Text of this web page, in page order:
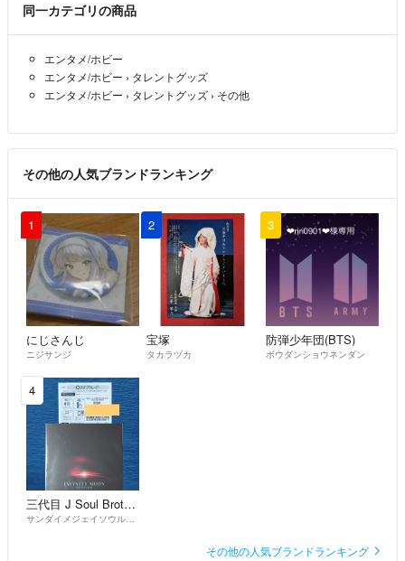
同一カテゴリの商品
エンタメ/ホビー
エンタメ/ホビー › タレントグッズ
エンタメ/ホビー › タレントグッズ › その他
その他の人気ブランドランキング
1
にじさんじ
ニジサンジ
2
宝塚
タカラヅカ
3
防弾少年団(BTS)
ボウダンショウネンダン
4
三代目 J Soul Brothers
その他の人気ブランドランキング